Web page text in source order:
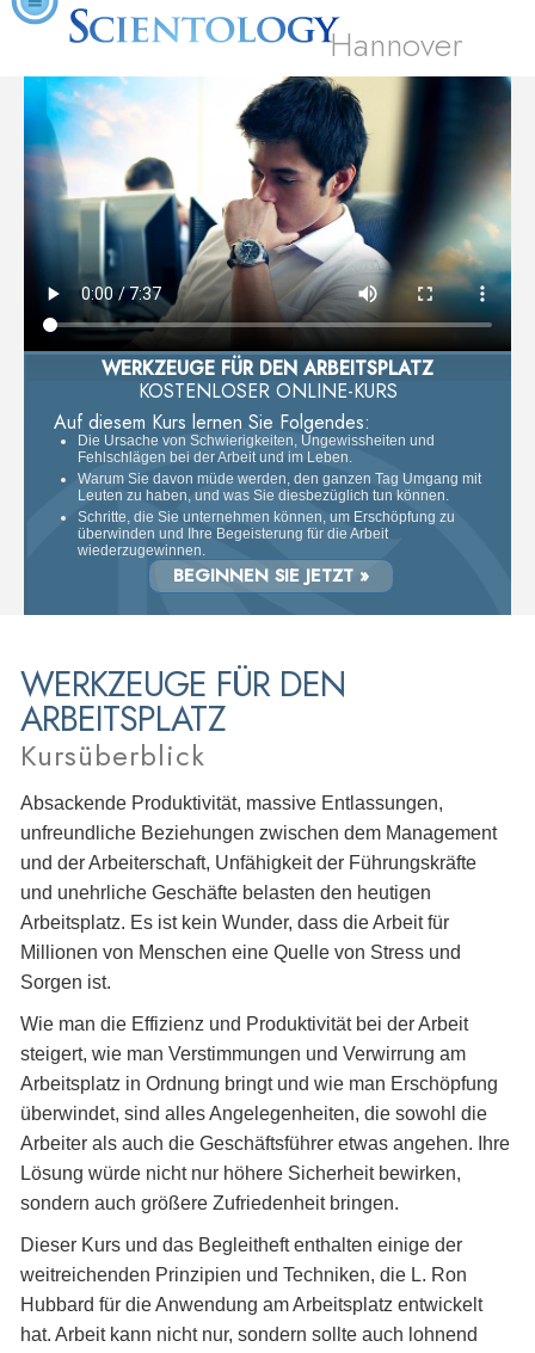
Hannover
WERKZEUGE FÜR DEN ARBEITSPLATZ
KOSTENLOSER ONLINE-KURS
Auf diesem Kurs lernen Sie Folgendes:
Die Ursache von Schwierigkeiten, Ungewissheiten und
Fehlschlägen bei der Arbeit und im Leben.
Warum Sie davon müde werden, den ganzen Tag Umgang mit
Leuten zu haben, und was Sie diesbezüglich tun können.
Schritte, die Sie unternehmen können, um Erschöpfung zu
überwinden und Ihre Begeisterung für die Arbeit
wiederzugewinnen.
BEGINNEN SIE JETZT »
WERKZEUGE FÜR DEN
ARBEITSPLATZ
Kursüberblick
Absackende Produktivität, massive Entlassungen,
unfreundliche Beziehungen zwischen dem Management
und der Arbeiterschaft, Unfähigkeit der Führungskräfte
und unehrliche Geschäfte belasten den heutigen
Arbeitsplatz. Es ist kein Wunder, dass die Arbeit für
Millionen von Menschen eine Quelle von Stress und
Sorgen ist.
Wie man die Effizienz und Produktivität bei der Arbeit
steigert, wie man Verstimmungen und Verwirrung am
Arbeitsplatz in Ordnung bringt und wie man Erschöpfung
überwindet, sind alles Angelegenheiten, die sowohl die
Arbeiter als auch die Geschäftsführer etwas angehen. Ihre
Lösung würde nicht nur höhere Sicherheit bewirken,
sondern auch größere Zufriedenheit bringen.
Dieser Kurs und das Begleitheft enthalten einige der
weitreichenden Prinzipien und Techniken, die L. Ron
Hubbard für die Anwendung am Arbeitsplatz entwickelt
hat. Arbeit kann nicht nur, sondern sollte auch lohnend